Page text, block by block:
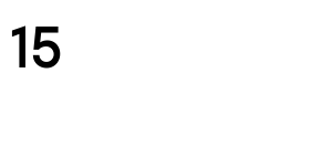
15